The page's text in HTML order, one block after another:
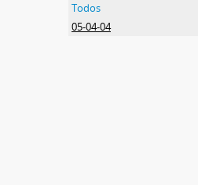
Todos
05-04-04